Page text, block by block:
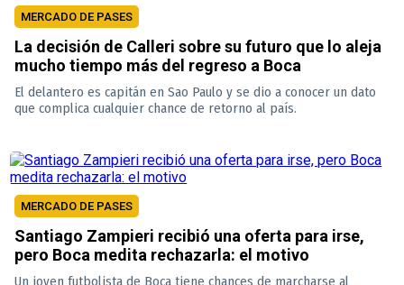
MERCADO DE PASES
La decisión de Calleri sobre su futuro que lo aleja
mucho tiempo más del regreso a Boca
El delantero es capitán en Sao Paulo y se dio a conocer un dato
que complica cualquier chance de retorno al país.
MERCADO DE PASES
Santiago Zampieri recibió una oferta para irse,
pero Boca medita rechazarla: el motivo
Un joven futbolista de Boca tiene chances de marcharse al